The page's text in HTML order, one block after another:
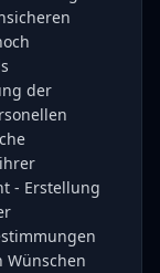
der
- Erstellung